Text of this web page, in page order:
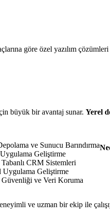
göre özel yazılım çözümleri
büyük bir avantaj sunar. Yerel
ve Sunucu Barındırma
Uygulama Geliştirme
CRM Sistemleri
Uygulama Geliştirme
ve Veri Koruma
ve uzman bir ekip ile